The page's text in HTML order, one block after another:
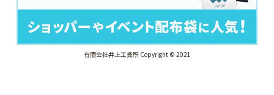
有限会社井上工業所 Copyright © 2021